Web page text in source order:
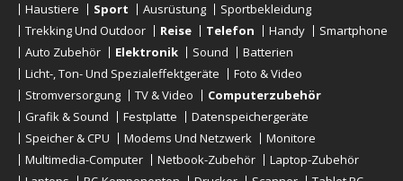
Haustiere
Sport Ausrüstung
Sportbekleidung
Trekking Und Outdoor
Reise Telefon Handy
Smartphone
Auto Zubehör
Elektronik Sound
Batterien
Licht-, Ton- Und Spezialeffektgeräte
Foto & Video
Stromversorgung
TV & Video
Computerzubehör
Grafik & Sound
Festplatte
Datenspeichergeräte
Speicher & CPU
Modems Und Netzwerk
Monitore
Multimedia-Computer
Netbook-Zubehör
Laptop-Zubehör